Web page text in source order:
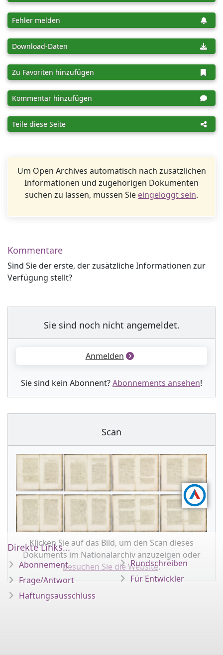
Fehler melden
Download-Daten
Zu Favoriten hinzufügen
Kommentar hinzufügen
Teile diese Seite
Um Open Archives automatisch nach zusätzlichen
Informationen und zugehörigen Dokumenten
suchen zu lassen, müssen Sie eingeloggt sein.
Kommentare
Sind Sie der erste, der zusätzliche Informationen zur
Verfügung stellt?
Sie sind noch nicht angemeldet.
Anmelden
Sie sind kein Abonnent?Abonnements ansehen!
Scan
Klicken Sie auf das Bild, um den Scan dieses
Dokuments im Nationalarchiv anzuzeigen oder
besuchen Sie die Website.
Direkte Links...
Abonnement
Frage/Antwort
Haftungsausschluss
Rundschreiben
Für Entwickler